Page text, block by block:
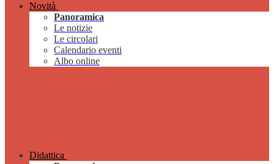
Novità
Panoramica
Le notizie
Le circolari
Calendario eventi
Albo online
Didattica